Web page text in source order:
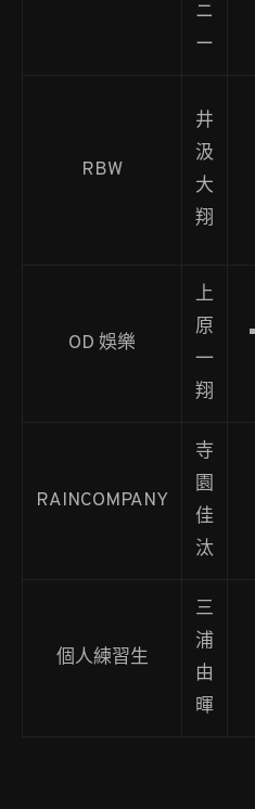
ニ
ー
RBW
井
汲
大
翔
OD 娛樂
上
原
一
翔
RAINCOMPANY
寺
園
佳
汰
個人練習生
三
浦
由
暉